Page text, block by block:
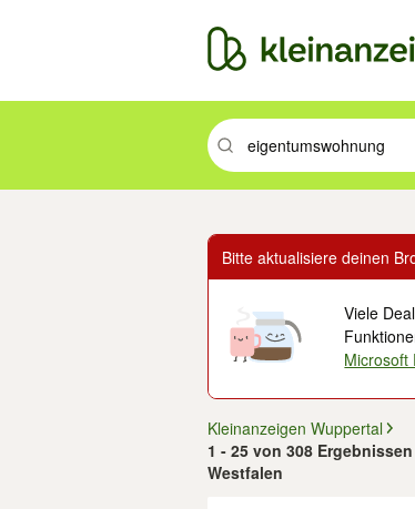
Suchbegriff eingeben.
Bitte aktualisiere deinen
Viele
Microsoft
Kleinanzeigen Wuppertal
1 - 25 von 308
Westfalen